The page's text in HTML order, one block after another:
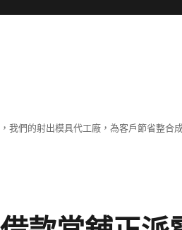
們的射出模具代工廠，為客戶節省整合